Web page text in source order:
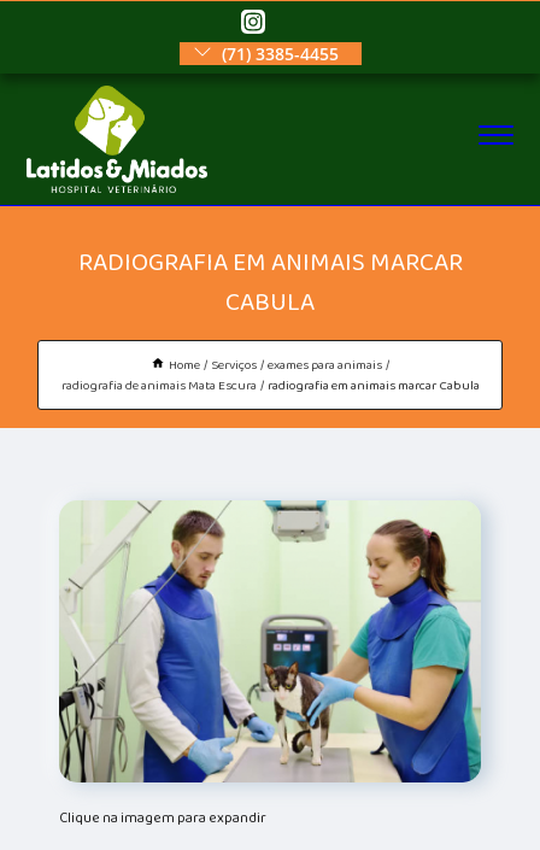
(71) 3385-4455
RADIOGRAFIA EM ANIMAIS MARCAR
CABULA
Home Serviços exames para animais
radiografia de animais Mata Escura
radiografia em animais marcar Cabula
Clique na imagem para expandir